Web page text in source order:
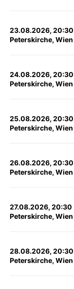
23.08.2026, 20:30
Peterskirche, Wien
24.08.2026, 20:30
Peterskirche, Wien
25.08.2026, 20:30
Peterskirche, Wien
26.08.2026, 20:30
Peterskirche, Wien
27.08.2026, 20:30
Peterskirche, Wien
28.08.2026, 20:30
Peterskirche, Wien